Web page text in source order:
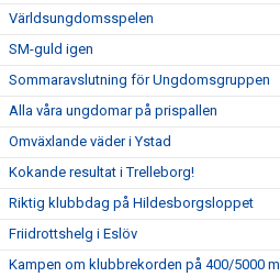
Världsungdomsspelen
SM-guld igen
Sommaravslutning för Ungdomsgruppen
Alla våra ungdomar på prispallen
Omväxlande väder i Ystad
Kokande resultat i Trelleborg!
Riktig klubbdag på Hildesborgsloppet
Friidrottshelg i Eslöv
Kampen om klubbrekorden på 400/5000 m